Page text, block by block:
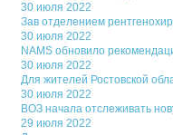
30 июля 2022
Зав отделением
30 июля 2022
NAMS обновило
30 июля 2022
Для жителей Ростовской
30 июля 2022
ВОЗ начала отслеживать
29 июля 2022